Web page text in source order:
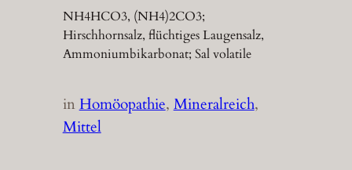
NH4HCO3, (NH4)2CO3;
Hirschhornsalz, flüchtiges Laugensalz,
Ammoniumbikarbonat; Sal volatile
inHomöopathie, Mineralreich
Mittel